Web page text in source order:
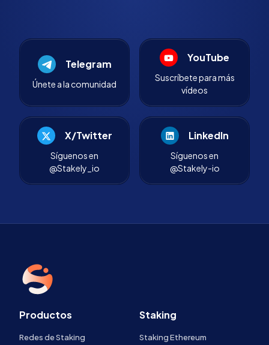
Telegram
Únete a la comunidad
YouTube
Suscríbete para más
vídeos
X/Twitter
Síguenos en
@Stakely_io
LinkedIn
Síguenos en
@Stakely-io
Productos
Redes de Staking
Staking
Staking Ethereum